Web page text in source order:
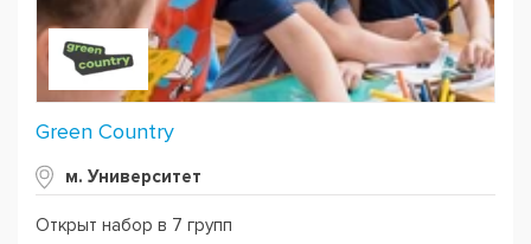
Green Country
м. Университет
Открыт набор в 7 групп